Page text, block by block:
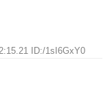
ID:/1sI6GxY0